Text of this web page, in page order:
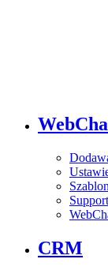
CRM